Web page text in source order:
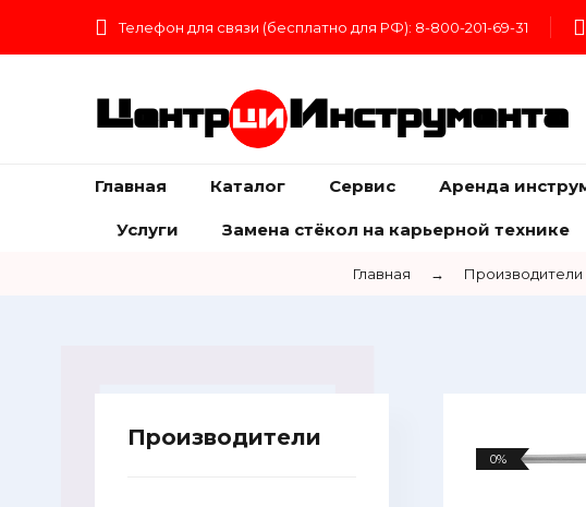
Телефон для связи (бесплатно для РФ): 8-800-201-69-31
Центр Инструмента
Главная Каталог Сервис Аренда
Услуги Замена стёкол на карьерной технике
Главная → Производители
0%
Производители